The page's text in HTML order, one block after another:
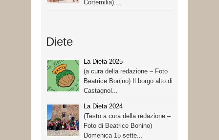
Cortemilia)...
Diete
La Dieta 2025
(a cura della redazione – Foto
Beatrice Bonino) Il borgo alto di
Castagnol...
La Dieta 2024
(Testo a cura della redazione –
Foto di Beatrice Bonino)
Domenica 15 sette...